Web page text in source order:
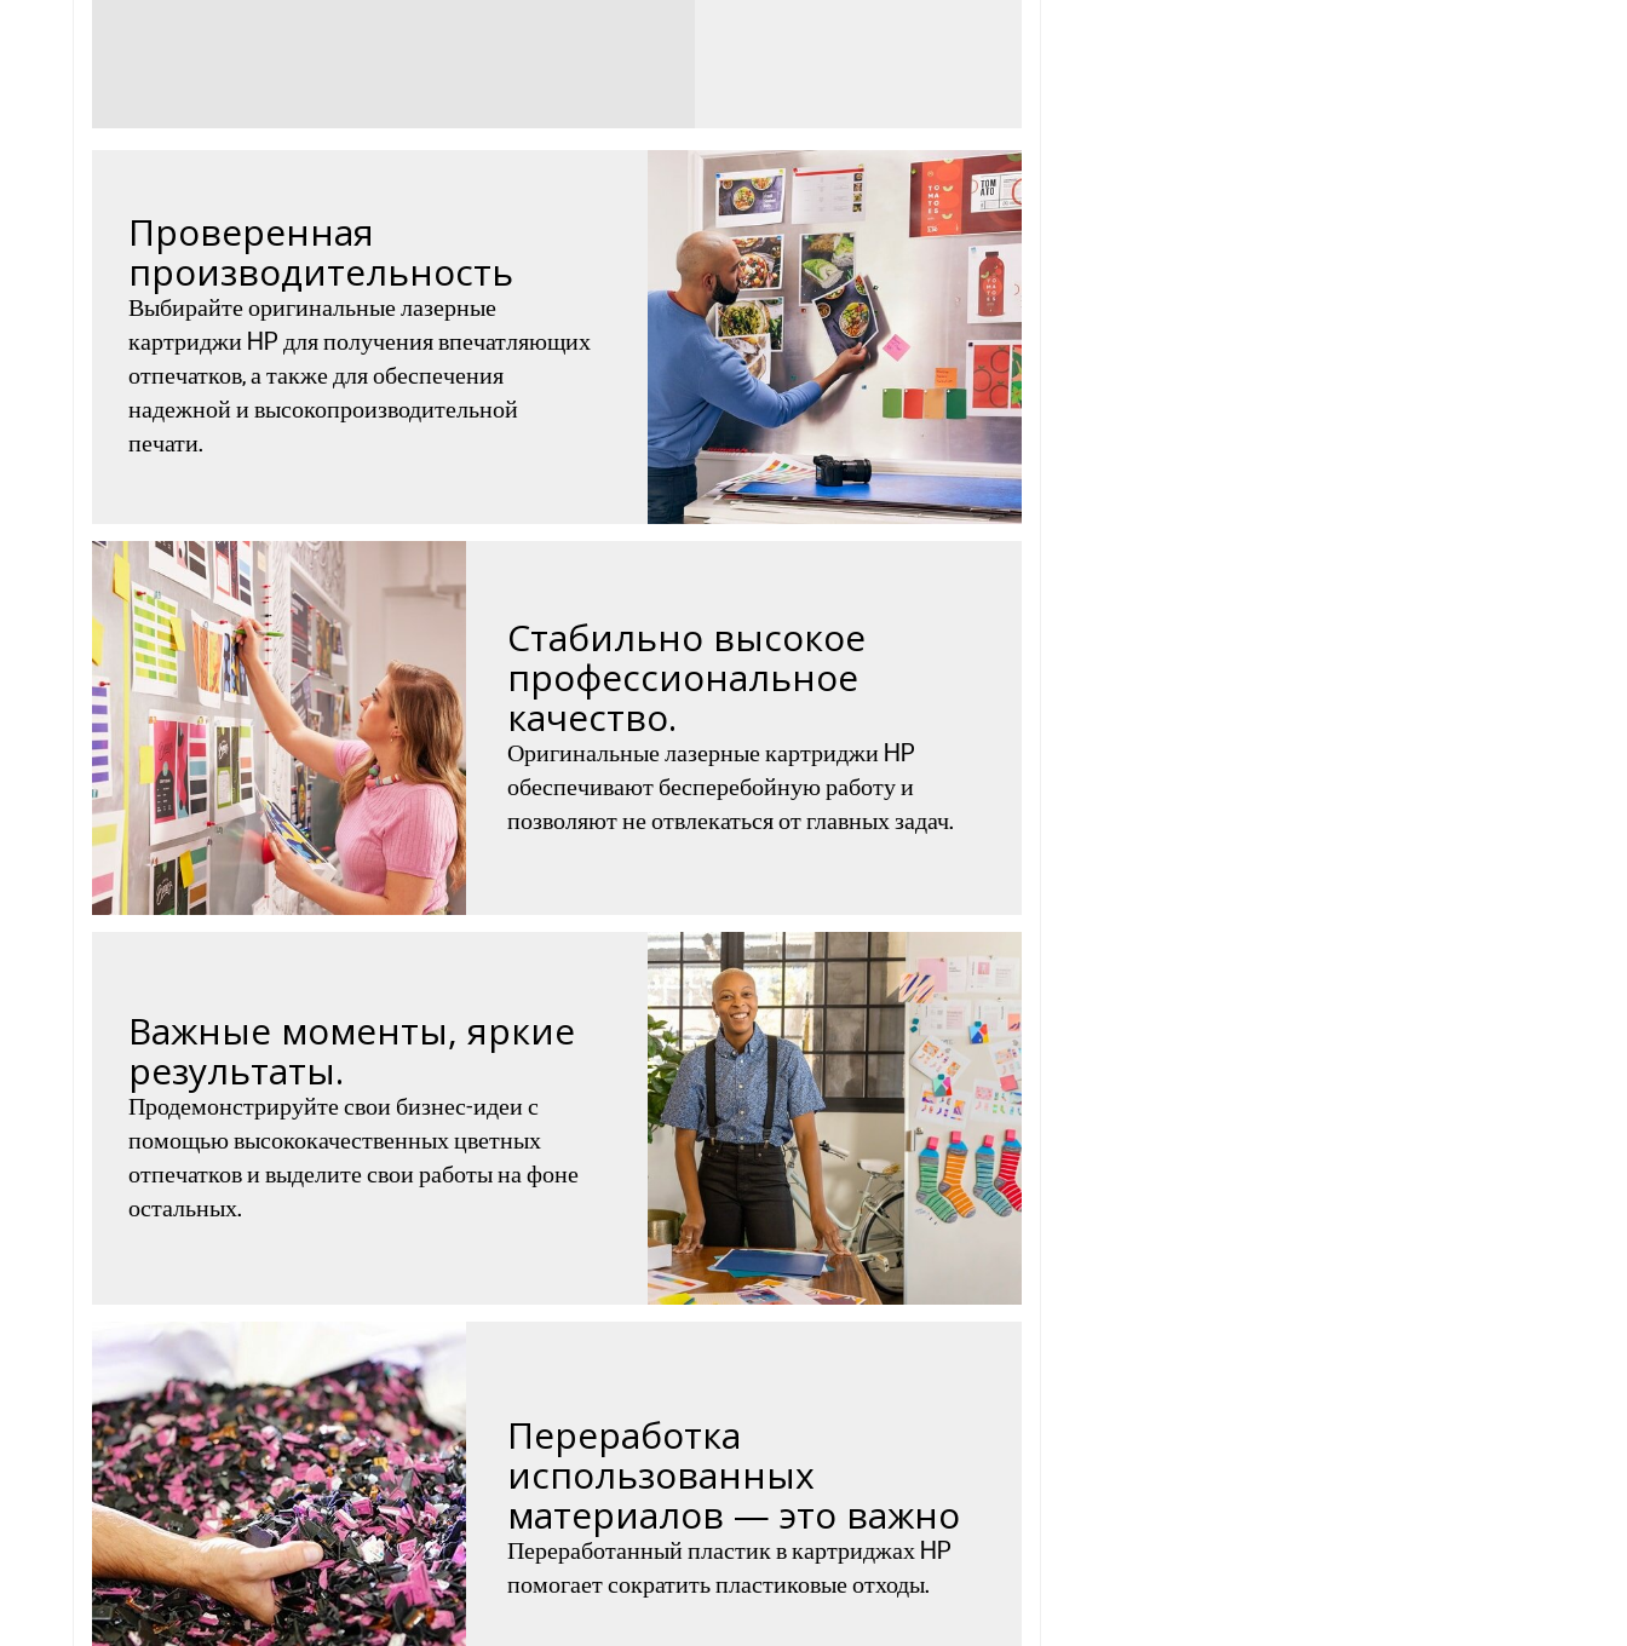
Проверенная
производительность
Выбирайте оригинальные лазерные
картриджи HP для получения впечатляющих
отпечатков, а также для обеспечения
надежной и высокопроизводительной
печати.
Стабильно высокое
профессиональное
качество.
Оригинальные лазерные картриджи HP
обеспечивают бесперебойную работу и
позволяют не отвлекаться от главных задач.
Важные моменты, яркие
результаты.
Продемонстрируйте свои бизнес-идеи с
помощью высококачественных цветных
отпечатков и выделите свои работы на фоне
остальных.
Переработка
использованных
материалов — это важно
Переработанный пластик в картриджах HP
помогает сократить пластиковые отходы.